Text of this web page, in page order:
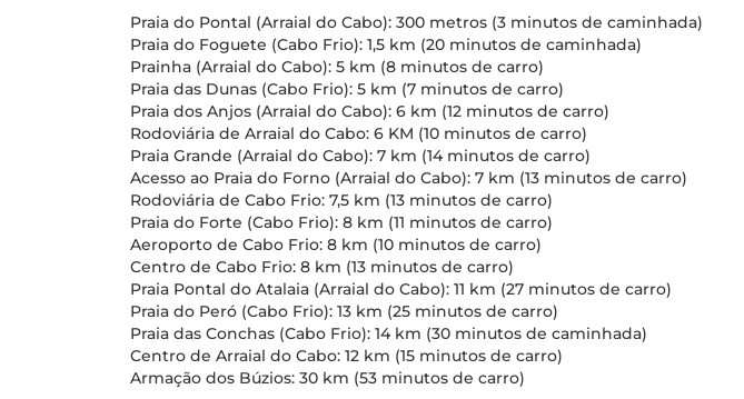
Praia do Pontal (Arraial do Cabo): 300 metros (3 minutos de caminhada)
Praia do Foguete (Cabo Frio): 1,5 km (20 minutos de caminhada)
Prainha (Arraial do Cabo): 5 km (8 minutos de carro)
Praia das Dunas (Cabo Frio): 5 km (7 minutos de carro)
Praia dos Anjos (Arraial do Cabo): 6 km (12 minutos de carro)
Rodoviária de Arraial do Cabo: 6 KM (10 minutos de carro)
Praia Grande (Arraial do Cabo): 7 km (14 minutos de carro)
Acesso ao Praia do Forno (Arraial do Cabo): 7 km (13 minutos de carro)
Rodoviária de Cabo Frio: 7,5 km (13 minutos de carro)
Praia do Forte (Cabo Frio): 8 km (11 minutos de carro)
Aeroporto de Cabo Frio: 8 km (10 minutos de carro)
Centro de Cabo Frio: 8 km (13 minutos de carro)
Praia Pontal do Atalaia (Arraial do Cabo): 11 km (27 minutos de carro)
Praia do Peró (Cabo Frio): 13 km (25 minutos de carro)
Praia das Conchas (Cabo Frio): 14 km (30 minutos de caminhada)
Centro de Arraial do Cabo: 12 km (15 minutos de carro)
Armação dos Búzios: 30 km (53 minutos de carro)